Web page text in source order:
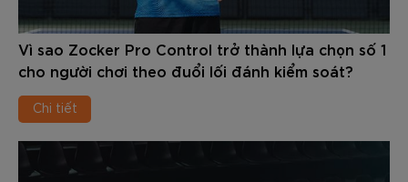
Vì sao Zocker Pro Control trở thành lựa chọn số 1
cho người chơi theo đuổi lối đánh kiểm soát?
Chi tiết